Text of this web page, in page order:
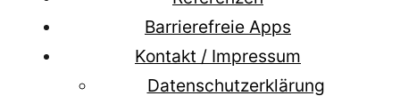
Barrierefreie Apps
Kontakt / Impressum
Datenschutzerklärung